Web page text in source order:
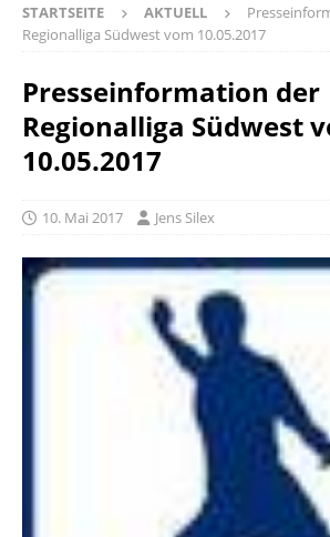
STARTSEITE AKTUELL
Regionalliga Südwest vom 10.05.2017
Presseinformation der
Regionalliga Südwest
10.05.2017
10. Mai 2017 Jens Silex